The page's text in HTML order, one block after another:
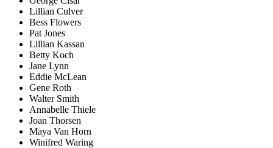
Lillian Culver
Bess Flowers
Pat Jones
Lillian Kassan
Betty Koch
Jane Lynn
Eddie McLean
Gene Roth
Walter Smith
Annabelle Thiele
Joan Thorsen
Maya Van Horn
Winifred Waring